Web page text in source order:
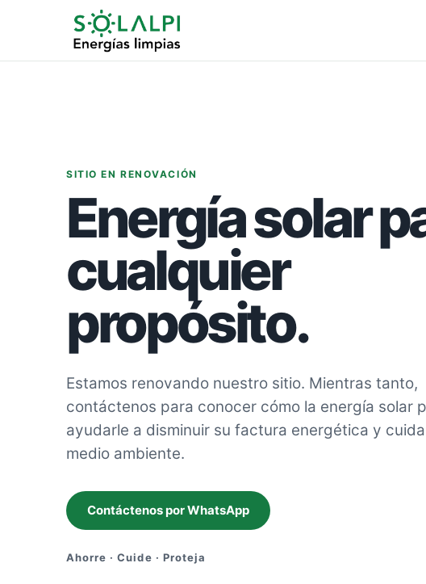
SITIO EN RENOVACIÓN
Energía solar
cualquier
propósito.
Estamos renovando nuestro sitio. Mientras tanto,
contáctenos para conocer cómo la energía solar
ayudarle a disminuir su factura energética y
medio ambiente.
Contáctenos por WhatsApp
Ahorre · Cuide · Proteja